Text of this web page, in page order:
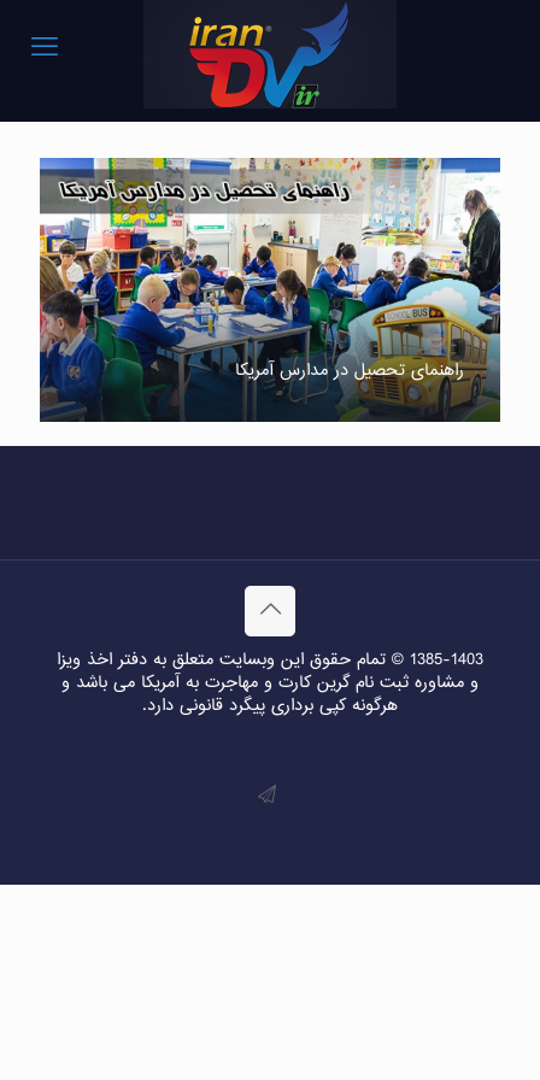
راهنمای تحصیل در مدارس آمریکا
1385-1403 © تمام حقوق این وبسایت متعلق به دفتر اخذ ویزا
و مشاوره ثبت نام گرین کارت و مهاجرت به آمریکا می باشد و
هرگونه کپی برداری پیگرد قانونی دارد.